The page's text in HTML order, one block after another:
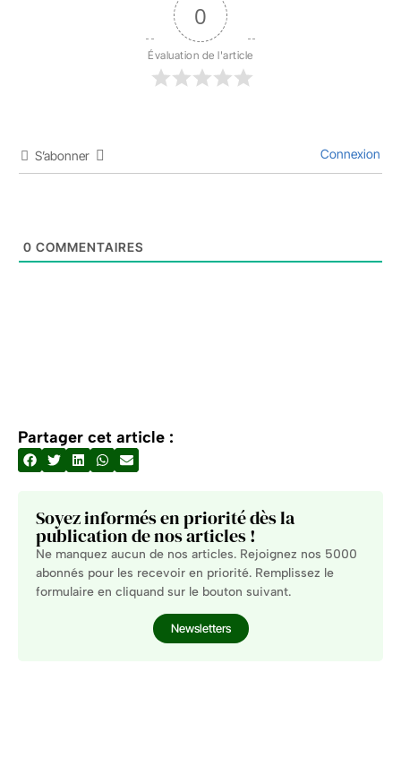
0
Évaluation de l'article
S’abonner Connexion
0 COMMENTAIRES
Partager cet article :
Soyez informés en priorité dès la
publication de nos articles !
Ne manquez aucun de nos articles. Rejoignez nos 5000
abonnés pour les recevoir en priorité. Remplissez le
formulaire en cliquand sur le bouton suivant.
Newsletters